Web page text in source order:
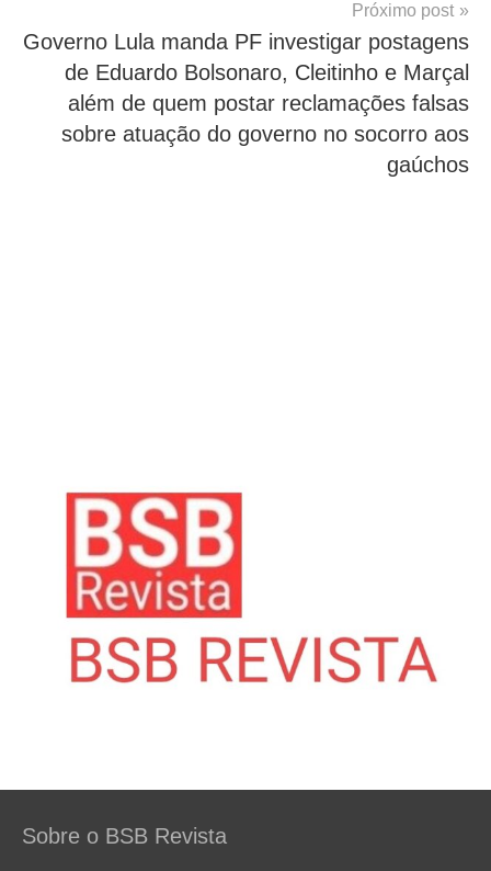
Próximo post
Governo Lula manda PF investigar postagens
de Eduardo Bolsonaro, Cleitinho e Marçal
além de quem postar reclamações falsas
sobre atuação do governo no socorro aos
gaúchos
Sobre o BSB Revista